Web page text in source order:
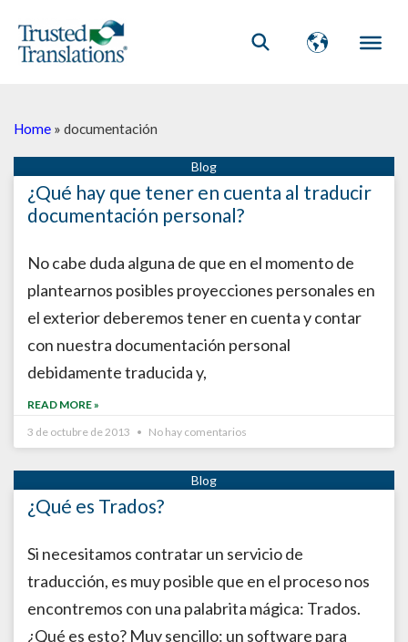
Home » documentación
¿Qué hay que tener en cuenta al traducir
documentación personal?
No cabe duda alguna de que en el momento de
plantearnos posibles proyecciones personales en
el exterior deberemos tener en cuenta y contar
con nuestra documentación personal
debidamente traducida y,
READ MORE »
3 de octubre de 2013
No hay comentarios
¿Qué es Trados?
Si necesitamos contratar un servicio de
traducción, es muy posible que en el proceso nos
encontremos con una palabrita mágica: Trados.
¿Qué es esto? Muy sencillo: un software para